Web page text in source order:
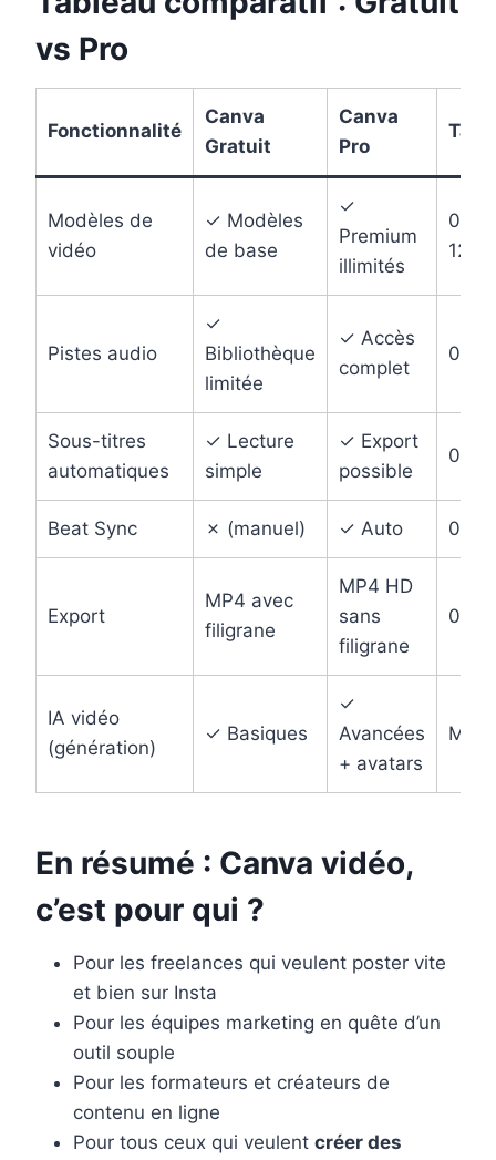
vs Pro
Fonctionnalité
Canva
Gratuit
Canva
Pro
Tarif
Modèles de
vidéo
✓ Modèles
de base
✓
Premium
illimités
0€ /
Pistes audio
✓
Bibliothèque
limitée
✓ Accès
complet
0€ /
Sous-titres
automatiques
✓ Lecture
simple
✓ Export
possible
0€ /
Beat Sync ✗ (manuel) ✓ Auto 0€ /
Export
MP4 avec
filigrane
MP4 HD
sans
filigrane
0€ /
IA vidéo
(génération)
✓ Basiques
✓
Avancées
+ avatars
Mixte
En résumé : Canva vidéo,
c’est pour qui ?
Pour les freelances qui veulent poster vite
et bien sur Insta
Pour les équipes marketing en quête d’un
outil souple
Pour les formateurs et créateurs de
contenu en ligne
Pour tous ceux qui veulent créer des